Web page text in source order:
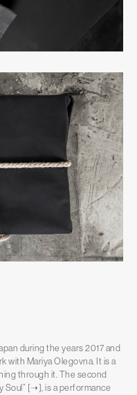
during the years 2017 and
with Mariya Olegovna. It is a
through it. The second
Soul” [➝], is a performance